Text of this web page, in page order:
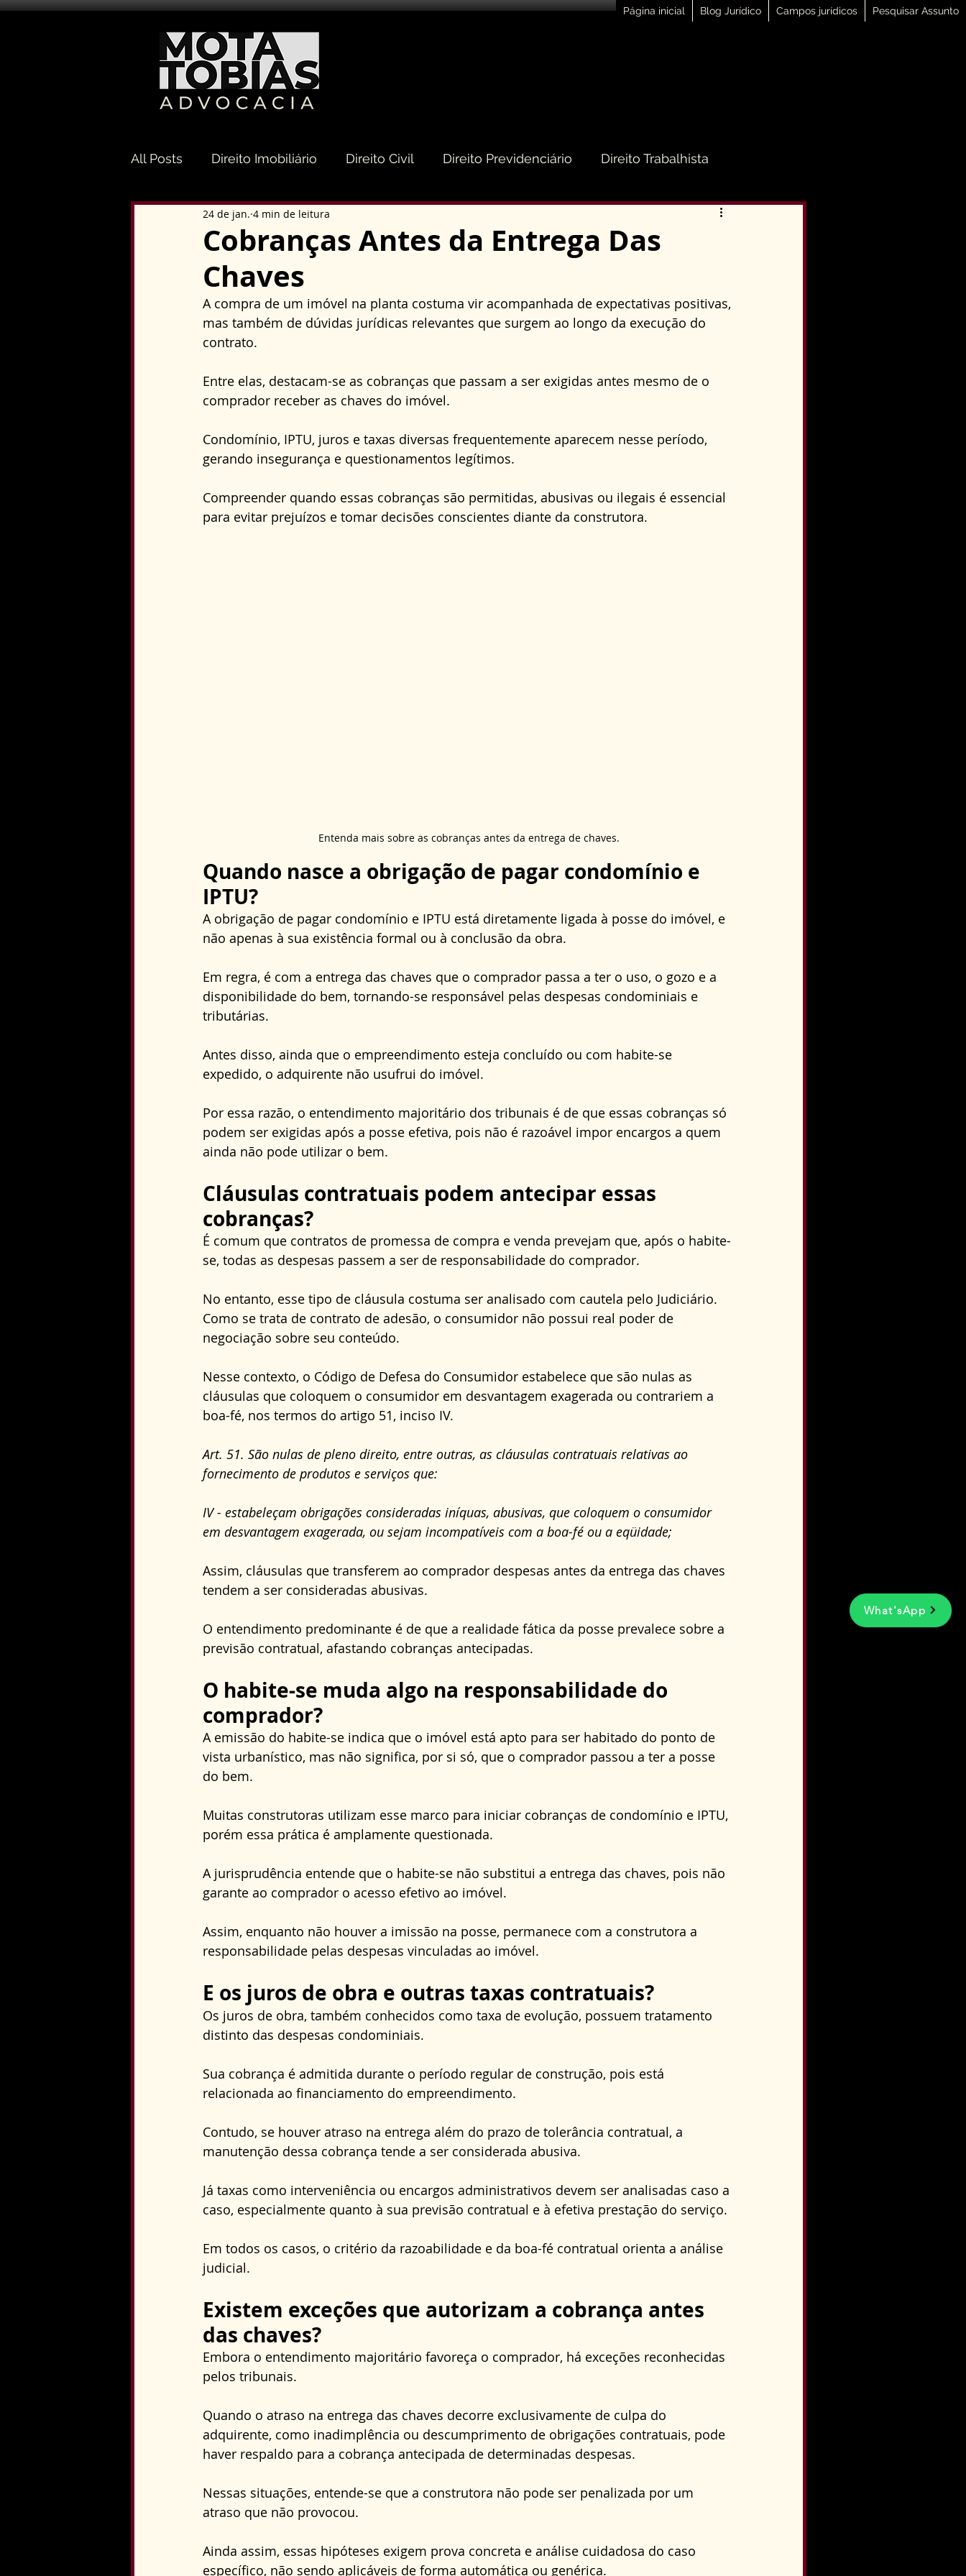
Página inicial Blog Jurídico Campos jurídicos Pesquisar Assunto
What'sApp
All Posts Direito Imobiliário Direito Civil Direito Previdenciário Direito Trabalhista
Direito Sucessório Direito do Consumidor
Direito Tributário Direito Empresarial e Societário
Direito Constitucional Direito Administrativo Direito da Saúde condo Direito Condominial
Cobranças Antes da Entrega Das
Chaves
24 de jan. 4 min de leitura
A compra de um imóvel na planta costuma vir acompanhada de expectativas positivas,
mas também de dúvidas jurídicas relevantes que surgem ao longo da execução do
contrato.
Entre elas, destacam-se as cobranças que passam a ser exigidas antes mesmo de o
comprador receber as chaves do imóvel.
Condomínio, IPTU, juros e taxas diversas frequentemente aparecem nesse período,
gerando insegurança e questionamentos legítimos.
Compreender quando essas cobranças são permitidas, abusivas ou ilegais é essencial
para evitar prejuízos e tomar decisões conscientes diante da construtora.
Entenda mais sobre as cobranças antes da entrega de chaves.
Quando nasce a obrigação de pagar condomínio e
IPTU?
A obrigação de pagar condomínio e IPTU está diretamente ligada à posse do imóvel, e
não apenas à sua existência formal ou à conclusão da obra.
Em regra, é com a entrega das chaves que o comprador passa a ter o uso, o gozo e a
disponibilidade do bem, tornando-se responsável pelas despesas condominiais e
tributárias.
Antes disso, ainda que o empreendimento esteja concluído ou com habite-se
expedido, o adquirente não usufrui do imóvel.
Por essa razão, o entendimento majoritário dos tribunais é de que essas cobranças só
podem ser exigidas após a posse efetiva, pois não é razoável impor encargos a quem
ainda não pode utilizar o bem.
Cláusulas contratuais podem antecipar essas
cobranças?
É comum que contratos de promessa de compra e venda prevejam que, após o habite-
se, todas as despesas passem a ser de responsabilidade do comprador.
No entanto, esse tipo de cláusula costuma ser analisado com cautela pelo Judiciário.
Como se trata de contrato de adesão, o consumidor não possui real poder de
negociação sobre seu conteúdo.
Nesse contexto, o Código de Defesa do Consumidor estabelece que são nulas as
cláusulas que coloquem o consumidor em desvantagem exagerada ou contrariem a
boa-fé, nos termos do artigo 51, inciso IV.
Art. 51. São nulas de pleno direito, entre outras, as cláusulas contratuais relativas ao
fornecimento de produtos e serviços que:
IV - estabeleçam obrigações consideradas iníquas, abusivas, que coloquem o consumidor
em desvantagem exagerada, ou sejam incompatíveis com a boa-fé ou a eqüidade;
Assim, cláusulas que transferem ao comprador despesas antes da entrega das chaves
tendem a ser consideradas abusivas.
O entendimento predominante é de que a realidade fática da posse prevalece sobre a
previsão contratual, afastando cobranças antecipadas.
O habite-se muda algo na responsabilidade do
comprador?
A emissão do habite-se indica que o imóvel está apto para ser habitado do ponto de
vista urbanístico, mas não significa, por si só, que o comprador passou a ter a posse
do bem.
Muitas construtoras utilizam esse marco para iniciar cobranças de condomínio e IPTU,
porém essa prática é amplamente questionada.
A jurisprudência entende que o habite-se não substitui a entrega das chaves, pois não
garante ao comprador o acesso efetivo ao imóvel.
Assim, enquanto não houver a imissão na posse, permanece com a construtora a
responsabilidade pelas despesas vinculadas ao imóvel.
E os juros de obra e outras taxas contratuais?
Os juros de obra, também conhecidos como taxa de evolução, possuem tratamento
distinto das despesas condominiais.
Sua cobrança é admitida durante o período regular de construção, pois está
relacionada ao financiamento do empreendimento.
Contudo, se houver atraso na entrega além do prazo de tolerância contratual, a
manutenção dessa cobrança tende a ser considerada abusiva.
Já taxas como interveniência ou encargos administrativos devem ser analisadas caso a
caso, especialmente quanto à sua previsão contratual e à efetiva prestação do serviço.
Em todos os casos, o critério da razoabilidade e da boa-fé contratual orienta a análise
judicial.
Existem exceções que autorizam a cobrança antes
das chaves?
Embora o entendimento majoritário favoreça o comprador, há exceções reconhecidas
pelos tribunais.
Quando o atraso na entrega das chaves decorre exclusivamente de culpa do
adquirente, como inadimplência ou descumprimento de obrigações contratuais, pode
haver respaldo para a cobrança antecipada de determinadas despesas.
Nessas situações, entende-se que a construtora não pode ser penalizada por um
atraso que não provocou.
Ainda assim, essas hipóteses exigem prova concreta e análise cuidadosa do caso
específico, não sendo aplicáveis de forma automática ou genérica.